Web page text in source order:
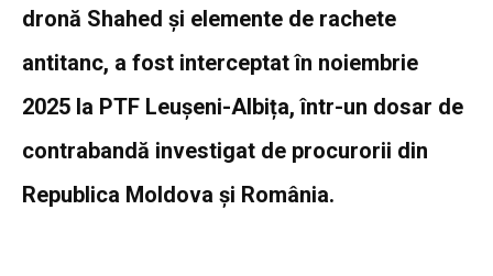
dronă Shahed și elemente de rachete
antitanc, a fost interceptat în noiembrie
2025 la PTF Leușeni-Albița, într-un dosar de
contrabandă investigat de procurorii din
Republica Moldova și România.